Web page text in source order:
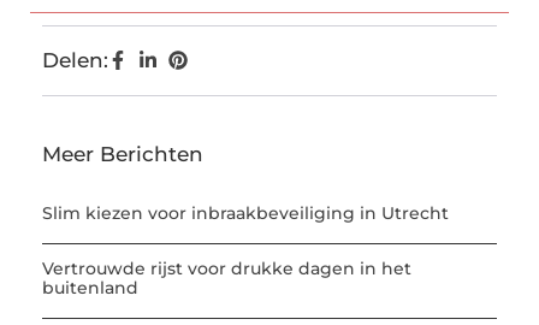
Delen:
Meer Berichten
Slim kiezen voor inbraakbeveiliging in Utrecht
Vertrouwde rijst voor drukke dagen in het
buitenland